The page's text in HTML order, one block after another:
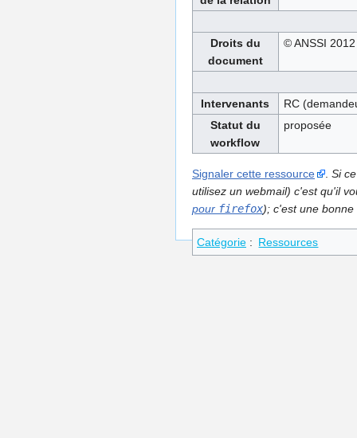
Droits du
document
© ANSSI 2012
Intervenants
RC
Statut du
workflow
proposée
Signaler cette ressource . Si
utilisez un webmail) c'est qu'il
pour firefox); c'est une
Catégorie : Ressources